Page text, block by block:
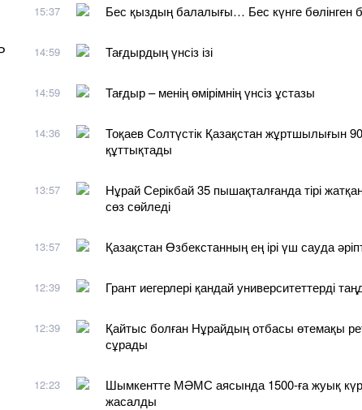
15:37 Бес қыздың балалығы… Бес күнге бөлінген
14:59 Тағдырдың үнсіз ізі
14:59 Тағдыр – менің өмірімнің үнсіз ұстазы
14:36
Тоқаев Солтүстік Қазақстан жұртшылығын
құттықтады
13:57
Нұрай Серікбай 35 пышақталғанда тірі
сөз сөйледі
13:57 Қазақстан Өзбекстанның ең ірі үш сауда
12:39 Грант иегерлері қандай университеттерді
12:39
Қайтыс болған Нұрайдың отбасы өтемақы
сұрады
12:23
Шымкентте МӘМС аясында 1500-ға жуық
жасалды